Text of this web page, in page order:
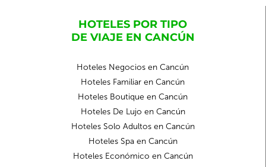
HOTELES POR TIPO
DE VIAJE EN CANCÚN
Hoteles Negocios en Cancún
Hoteles Familiar en Cancún
Hoteles Boutique en Cancún
Hoteles De Lujo en Cancún
Hoteles Solo Adultos en Cancún
Hoteles Spa en Cancún
Hoteles Económico en Cancún